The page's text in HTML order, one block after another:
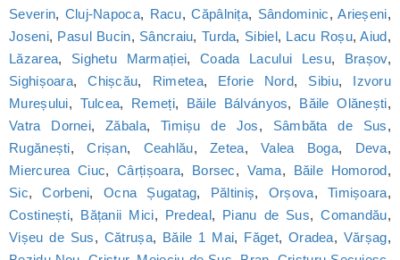
Severin, Cluj-Napoca, Racu,Căpâlnița, Sândominic,Arieșeni,
Joseni, Pasul Bucin, Sâncraiu, Turda, Sibiel, Lacu Roșu,Aiud,
Lăzarea, Sighetu Marmației,Coada Lacului Lesu, Brașov,
Sighișoara,Chișcău, Rimetea, Eforie Nord, Sibiu, Izvoru
Mureșului, Tulcea, Remeți, Băile Bálványos, Băile Olănești,
Vatra Dornei,Zăbala, Timișu de Jos, Sâmbăta de Sus,
Rugănești,Crișan, Ceahlău,Zetea,Valea Boga, Deva,
Miercurea Ciuc,Cârțișoara, Borsec, Vama, Băile Homorod,
Sic,Corbeni, Ocna Șugatag, Păltiniș, Orșova, Timișoara,
Costinești, Bățanii Mici, Predeal, Pianu de Sus,Comandău,
Vișeu de Sus, Cătrușa, Băile 1 Mai, Făget, Oradea, Vărșag,